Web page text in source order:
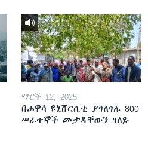
ማርች 12, 2025
በሐዋሳ ዩኒቨርሲቲ ያገለገሉ 800
ሠራተኞች መታዳቸውን ገለጹ